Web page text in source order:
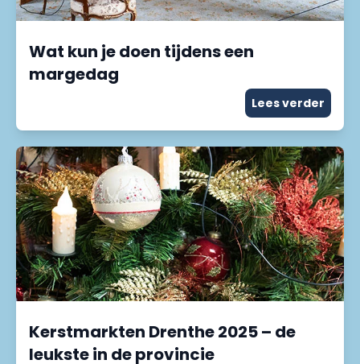
Wat kun je doen tijdens een
margedag
Lees verder
Kerstmarkten Drenthe 2025 – de
leukste in de provincie